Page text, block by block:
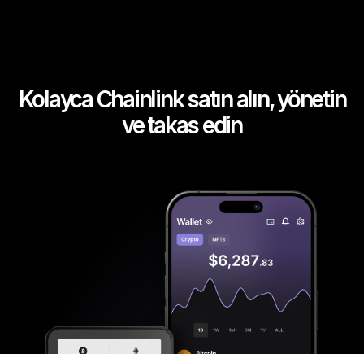
Kolayca Chainlink satın alın, yönetin
ve takas edin